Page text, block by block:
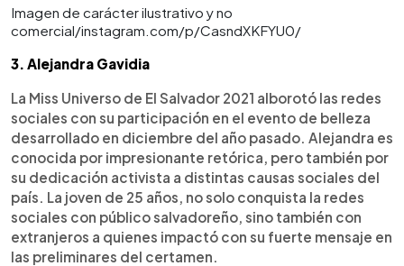
Imagen de carácter ilustrativo y no
comercial/instagram.com/p/CasndXKFYU0/
3. Alejandra Gavidia
La Miss Universo de El Salvador 2021 alborotó las redes
sociales con su participación en el evento de belleza
desarrollado en diciembre del año pasado. Alejandra es
conocida por impresionante retórica, pero también por
su dedicación activista a distintas causas sociales del
país. La joven de 25 años, no solo conquista la redes
sociales con público salvadoreño, sino también con
extranjeros a quienes impactó con su fuerte mensaje en
las preliminares del certamen.